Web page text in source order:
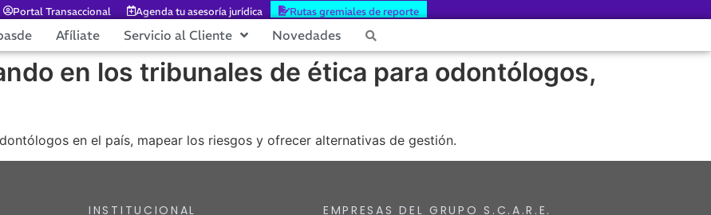
Portal Transaccional Agenda tu asesoría jurídica Rutas gremiales de reporte
Afíliate Servicio al Cliente Novedades
en los tribunales de ética para odontólogos,
en el país, mapear los riesgos y ofrecer alternativas de gestión.
INSTITUCIONAL EMPRESAS DEL GRUPO S.C.A.R.E.